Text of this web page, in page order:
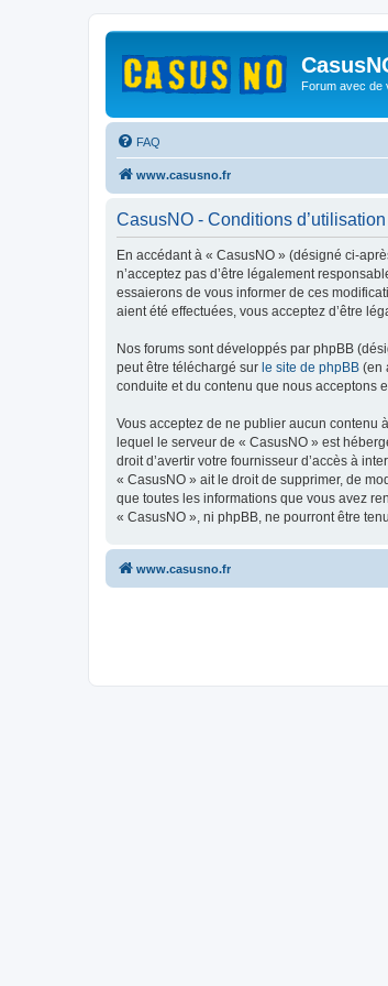
Forum avec de
FAQ
www.casusno.fr
CasusNO - Conditions d’utilisation
En accédant à « CasusNO » (désigné ci-
n’acceptez pas d’être légalement
essaierons de vous informer de ces
aient été effectuées, vous acceptez d’être
Nos forums sont développés par phpBB
peut être téléchargé sur le site de phpBB (en
conduite et du contenu que nous acceptons
Vous acceptez de ne publier aucun contenu
lequel le serveur de « CasusNO » est
droit d’avertir votre fournisseur d’accès à
« CasusNO » ait le droit de supprimer, de
que toutes les informations que vous avez
« CasusNO », ni phpBB, ne pourront être
www.casusno.fr